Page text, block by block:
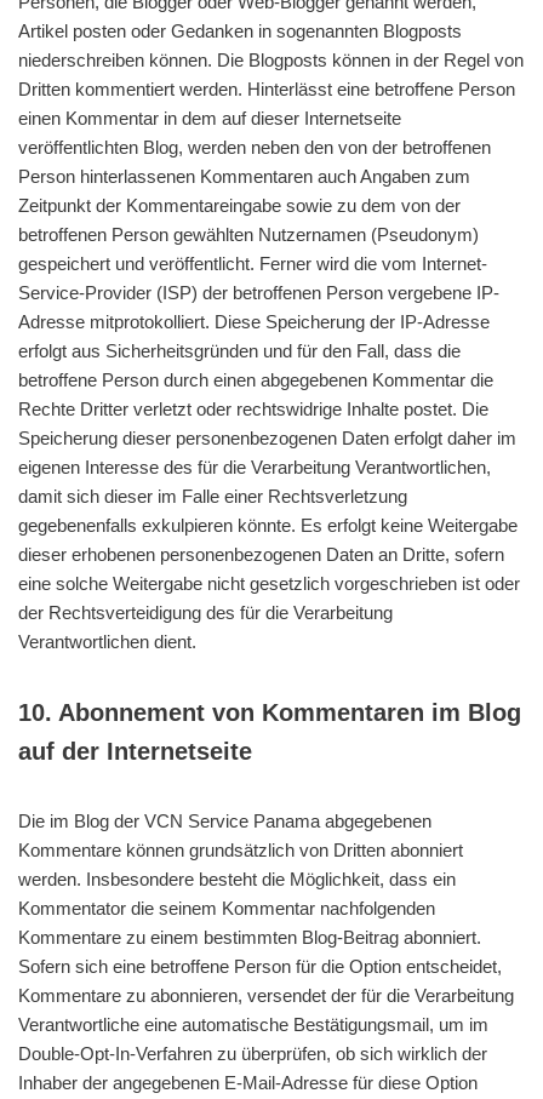
Artikel posten oder Gedanken in sogenannten Blogposts
niederschreiben können. Die Blogposts können in der Regel von
Dritten kommentiert werden. Hinterlässt eine betroffene Person
einen Kommentar in dem auf dieser Internetseite
veröffentlichten Blog, werden neben den von der betroffenen
Person hinterlassenen Kommentaren auch Angaben zum
Zeitpunkt der Kommentareingabe sowie zu dem von der
betroffenen Person gewählten Nutzernamen (Pseudonym)
gespeichert und veröffentlicht. Ferner wird die vom Internet-
Service-Provider (ISP) der betroffenen Person vergebene IP-
Adresse mitprotokolliert. Diese Speicherung der IP-Adresse
erfolgt aus Sicherheitsgründen und für den Fall, dass die
betroffene Person durch einen abgegebenen Kommentar die
Rechte Dritter verletzt oder rechtswidrige Inhalte postet. Die
Speicherung dieser personenbezogenen Daten erfolgt daher im
eigenen Interesse des für die Verarbeitung Verantwortlichen,
damit sich dieser im Falle einer Rechtsverletzung
gegebenenfalls exkulpieren könnte. Es erfolgt keine Weitergabe
dieser erhobenen personenbezogenen Daten an Dritte, sofern
eine solche Weitergabe nicht gesetzlich vorgeschrieben ist oder
der Rechtsverteidigung des für die Verarbeitung
Verantwortlichen dient.
10. Abonnement von Kommentaren im Blog
auf der Internetseite
Die im Blog der VCN Service Panama abgegebenen
Kommentare können grundsätzlich von Dritten abonniert
werden. Insbesondere besteht die Möglichkeit, dass ein
Kommentator die seinem Kommentar nachfolgenden
Kommentare zu einem bestimmten Blog-Beitrag abonniert.
Sofern sich eine betroffene Person für die Option entscheidet,
Kommentare zu abonnieren, versendet der für die Verarbeitung
Verantwortliche eine automatische Bestätigungsmail, um im
Double-Opt-In-Verfahren zu überprüfen, ob sich wirklich der
Inhaber der angegebenen E-Mail-Adresse für diese Option